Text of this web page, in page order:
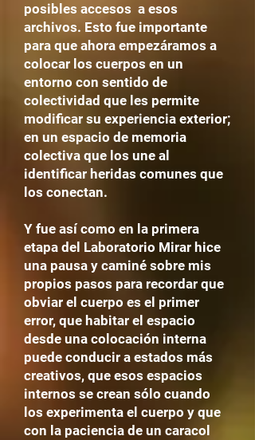
posibles accesos a esos
archivos. Esto fue importante
para que ahora empezáramos a
colocar los cuerpos en un
entorno con sentido de
colectividad que les permite
modificar su experiencia exterior;
en un espacio de memoria
colectiva que los une al
identificar heridas comunes que
los conectan.
Y fue así como en la primera
etapa del Laboratorio Mirar hice
una pausa y caminé sobre mis
propios pasos para recordar que
obviar el cuerpo es el primer
error, que habitar el espacio
desde una colocación interna
puede conducir a estados más
creativos, que esos espacios
internos se crean sólo cuando
los experimenta el cuerpo y que
con la paciencia de un caracol